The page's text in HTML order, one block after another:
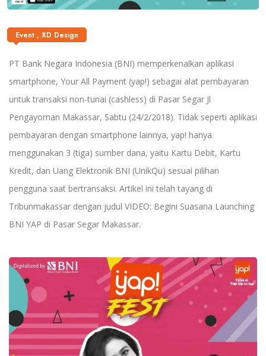
Event , XD Design
PT Bank Negara Indonesia (BNI) memperkenalkan aplikasi
smartphone, Your All Payment (yap!) sebagai alat pembayaran
untuk transaksi non-tunai (cashless) di Pasar Segar Jl
Pengayoman Makassar, Sabtu (24/2/2018). Tidak seperti aplikasi
pembayaran dengan smartphone lainnya, yap! hanya
menggunakan 3 (tiga) sumber dana, yaitu Kartu Debit, Kartu
Kredit, dan Uang Elektronik BNI (UnikQu) sesuai pilihan
pengguna saat bertransaksi. Artikel ini telah tayang di
Tribunmakassar dengan judul VIDEO: Begini Suasana Launching
BNI YAP di Pasar Segar Makassar.